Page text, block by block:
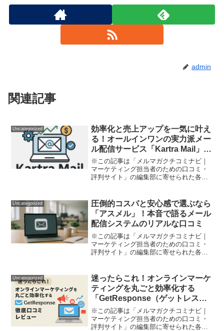
admin
関連記事
Uncategorized
効率化と売上アップを一気に叶え
る！オールインワンの実力派メー
ル配信サービス「Kartra Mail」徹
底レビュー
※この記事は「メルマガクチコミナビ｜
マーケティング担当者のための口コミ・
評判サイト」の編集部に寄せられた各商
すぎて迷う…」「複数のサービスを連携
したら、管理が煩雑でグチ...
Uncategorized
圧倒的コスパと安心感で選ぶなら
「アスメル」！本音で語るメール
配信システムのリアルな口コミ
※この記事は「メルマガクチコミナビ｜
マーケティング担当者のための口コミ・
評判サイト」の編集部に寄せられた各商
かわからない」「配信数やリストが増え
るたびに請求アップなんて...
Uncategorized
迷ったらこれ！オンラインマーケ
ティングを丸ごと効率化する
「GetResponse（ゲットレスポ
ンス）」徹底口コミレビュー
※この記事は「メルマガクチコミナビ｜
マーケティング担当者のための口コミ・
評判サイト」の編集部に寄せられた各商